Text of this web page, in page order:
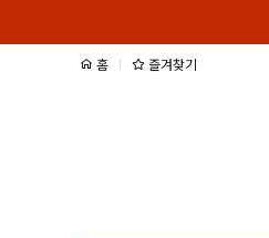
홈 즐겨찾기